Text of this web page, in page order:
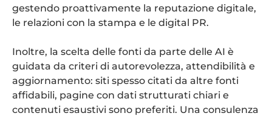
gestendo proattivamente la reputazione digitale,
le relazioni con la stampa e le digital PR.
Inoltre, la scelta delle fonti da parte delle AI è
guidata da criteri di autorevolezza, attendibilità e
aggiornamento: siti spesso citati da altre fonti
affidabili, pagine con dati strutturati chiari e
contenuti esaustivi sono preferiti. Una consulenza